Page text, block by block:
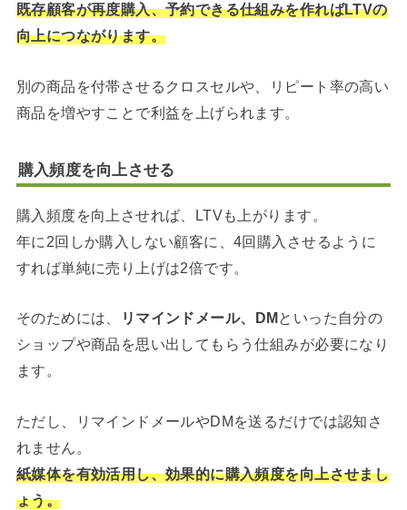
既存顧客が再度購入、予約できる仕組みを作ればLTVの
向上につながります。
別の商品を付帯させるクロスセルや、リピート率の高い
商品を増やすことで利益を上げられます。
購入頻度を向上させる
購入頻度を向上させれば、LTVも上がります。
年に2回しか購入しない顧客に、4回購入させるように
すれば単純に売り上げは2倍です。
そのためには、 リマインドメール、DMといった自分の
ショップや商品を思い出してもらう仕組みが必要になり
ます。
ただし、リマインドメールやDMを送るだけでは認知さ
れません。
紙媒体を有効活用し、効果的に購入頻度を向上させまし
ょう。